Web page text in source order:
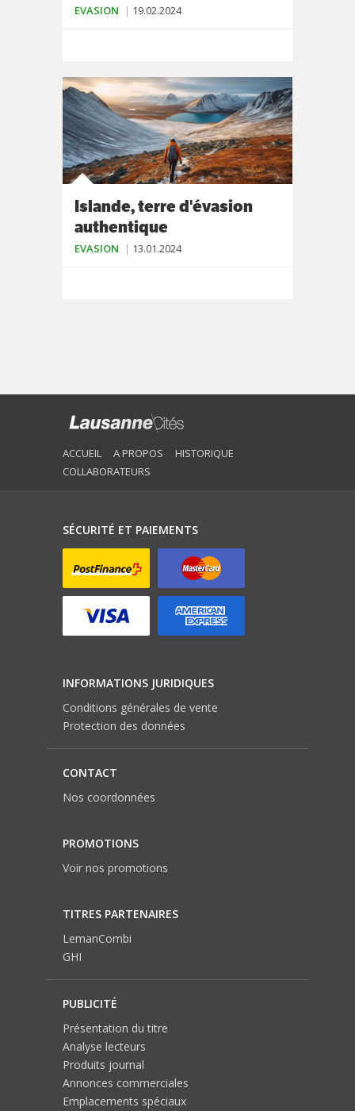
EVASION 19.02.2024
Islande, terre d'évasion
authentique
EVASION 13.01.2024
ACCUEIL A PROPOS
HISTORIQUE
COLLABORATEURS
SÉCURITÉ ET PAIEMENTS
INFORMATIONS JURIDIQUES
Conditions générales de vente
Protection des données
CONTACT
Nos coordonnées
PROMOTIONS
Voir nos promotions
TITRES PARTENAIRES
LemanCombi
GHI
PUBLICITÉ
Présentation du titre
Analyse lecteurs
Produits journal
Annonces commerciales
Emplacements spéciaux